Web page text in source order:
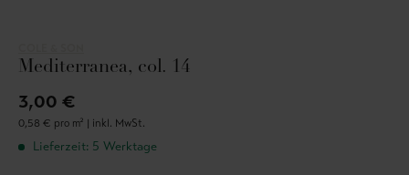
Mediterranea, col. 14
3,00 €
0,58 € pro m² | inkl. MwSt.
Lieferzeit: 5 Werktage